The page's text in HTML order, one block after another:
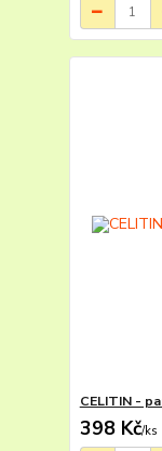
CELITIN -
398 Kč/ks